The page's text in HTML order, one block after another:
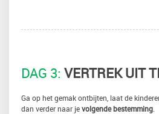
DAG 3: VERTREK UIT
Ga op het gemak ontbijten, laat de
dan verder naar jevolgende bestemming